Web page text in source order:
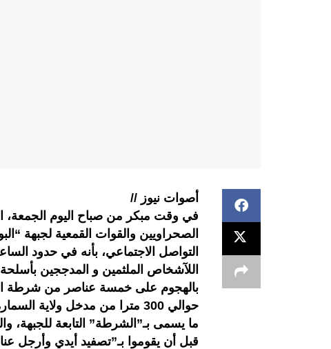
أصوات نيوز //
في وقت مبكر من صباح اليوم الجمعة،
الصحراويين والقوات القمعية لجبهة
اللآشخاص الملثمين و المدججين
بالهجوم على خمسة عناصر من شرطة
حوالي 300 مترا من مدخل ولاية
ما يسمى بـ”الشرطة” التابعة للجبهة،
قبل أن يقوموا بـ”تصفيد أيدي وأرجل